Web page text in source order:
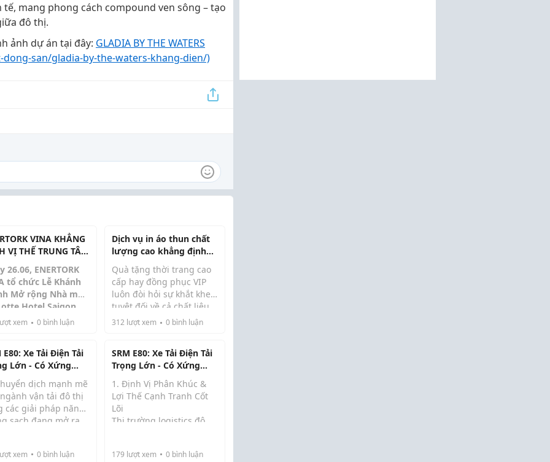
tế, mang phong cách compound ven sông – tạo
đô thị.
ảnh dự án tại đây: GLADIA BY THE WATERS
san/gladia-by-the-waters-khang-dien/)
VINA KHẲNG
VỊ THẾ TRUNG TÂM
TRUYỀN ĐỘNG
CHIẾN LƯỢC
26.06, ENERTORK
tổ chức Lễ Khánh
Mở rộng Nhà máy
Hotel Saigon
tham dự của đông
đồng thời đánh
cột mốc quan
của...
xem 0 bình luận
Dịch vụ in áo thun chất
lượng cao khẳng định
đẳng cấp thương hiệu
Quà tặng thời trang cao
cấp hay đồng phục VIP
luôn đòi hỏi sự khắt khe
tuyệt đối về cả chất liệu
lẫn độ hoàn thiện của
đời chính là giải pháp tối
ưu đáp ...
312 lượt xem 0bình luận
E80: Xe Tải Điện Tải
Lớn - Có Xứng
Là Lựa Chọn Cho
Nghiệp?
dịch mạnh mẽ
vận tải đô thị
các giải pháp năng
sạch đang mở ra
phát thải.
xem 0 bình luận
SRM E80: Xe Tải Điện Tải
Trọng Lớn - Có Xứng
Đáng Là Lựa Chọn Cho
Doanh Nghiệp?
1. Định Vị Phân Khúc &
Lợi Thế Cạnh Tranh Cốt
Lõi
Thị trường logistics đô
những dòng xe tải nhẹ
179 lượt xem 0bình luận